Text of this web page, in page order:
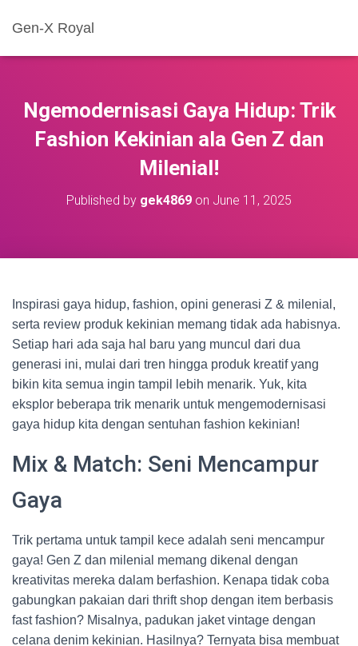
Gen-X Royal
Ngemodernisasi Gaya Hidup: Trik
Fashion Kekinian ala Gen Z dan
Milenial!
Published by gek4869 on June 11, 2025
Inspirasi gaya hidup, fashion, opini generasi Z & milenial,
serta review produk kekinian memang tidak ada habisnya.
Setiap hari ada saja hal baru yang muncul dari dua
generasi ini, mulai dari tren hingga produk kreatif yang
bikin kita semua ingin tampil lebih menarik. Yuk, kita
eksplor beberapa trik menarik untuk mengemodernisasi
gaya hidup kita dengan sentuhan fashion kekinian!
Mix & Match: Seni Mencampur
Gaya
Trik pertama untuk tampil kece adalah seni mencampur
gaya! Gen Z dan milenial memang dikenal dengan
kreativitas mereka dalam berfashion. Kenapa tidak coba
gabungkan pakaian dari thrift shop dengan item berbasis
fast fashion? Misalnya, padukan jaket vintage dengan
celana denim kekinian. Hasilnya? Ternyata bisa membuat